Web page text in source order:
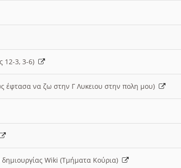
12-3, 3-6)
έφτασα να ζω στην Γ Λυκειου στην πολη μου)
Wiki (Τμήματα Κούρια)